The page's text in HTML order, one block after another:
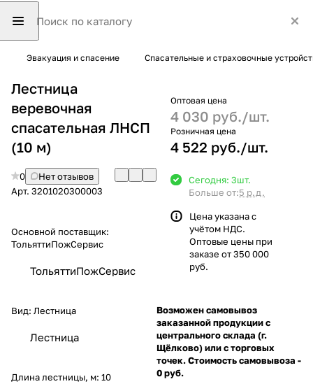
Эвакуация и спасение Спасательные и страховочные
Лестница
веревочная
спасательная ЛНСП
(10 м)
0
Нет отзывов
Арт. 3201020300003
Основной поставщик:
ТольяттиПожСервис
ТольяттиПожСервис
Вид: Лестница
Лестница
Длина лестницы, м: 10
Оптовая цена
4 030 руб./шт.
Розничная цена
4 522 руб./шт.
Сегодня: 3шт.
Больше от:5 р.д.
Цена указана с
учётом НДС.
Оптовые цены при
заказе от 350 000
руб.
Возможен самовывоз
заказанной продукции с
центрального склада (г.
Щёлково) или с торговых
точек. Стоимость самовывоза -
0 руб.